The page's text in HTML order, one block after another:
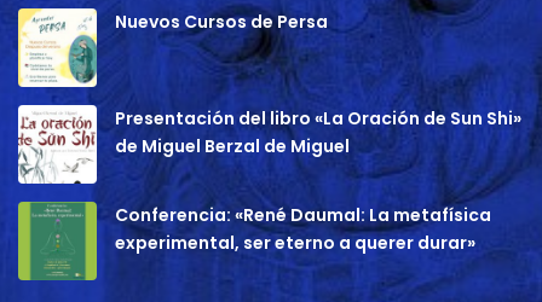
Nuevos Cursos de Persa
Presentación del libro «La Oración de Sun Shi»
de Miguel Berzal de Miguel
Conferencia: «René Daumal: La metafísica
experimental, ser eterno a querer durar»